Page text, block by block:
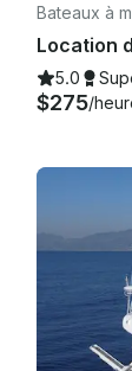
Bateaux à
5.0
$275/